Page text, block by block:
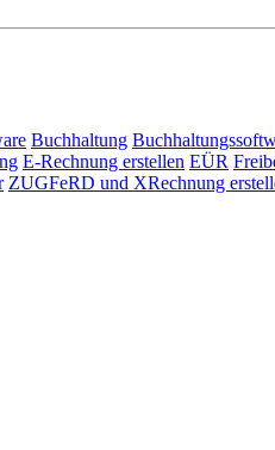
Buchhaltung
E-Rechnung erstellen EÜR
ZUGFeRD und XRechnung